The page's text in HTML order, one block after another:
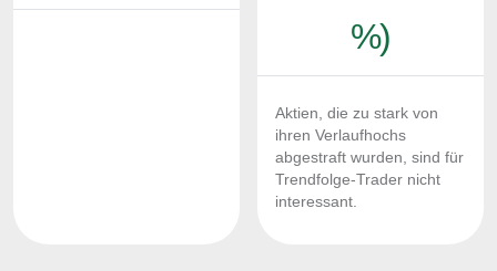
%)
Aktien, die zu stark von
ihren Verlaufhochs
abgestraft wurden, sind für
Trendfolge-Trader nicht
interessant.